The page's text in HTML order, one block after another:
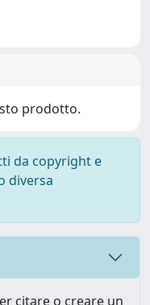
prodotto.
da copyright e
diversa
citare o creare un